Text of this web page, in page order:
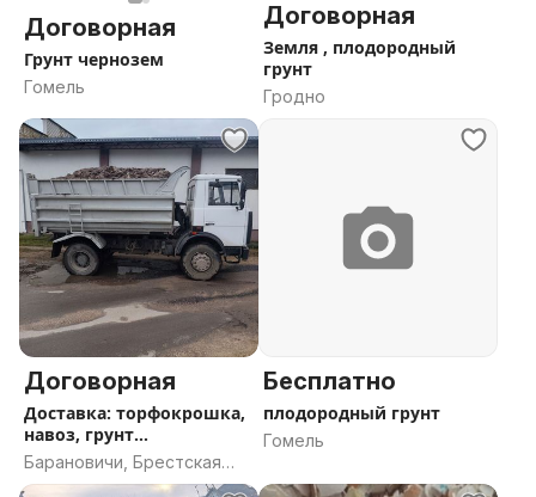
Договорная
Грунт чернозем
Гомель
Договорная
Земля , плодородный
грунт
Гродно
Договорная
Доставка: торфокрошка,
навоз, грунт
плодородный, компост
Барановичи, Брестская
область
Бесплатно
плодородный грунт
Гомель